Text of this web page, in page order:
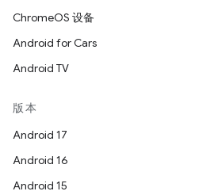
ChromeOS 设备
Android for Cars
Android TV
版本
Android 17
Android 16
Android 15